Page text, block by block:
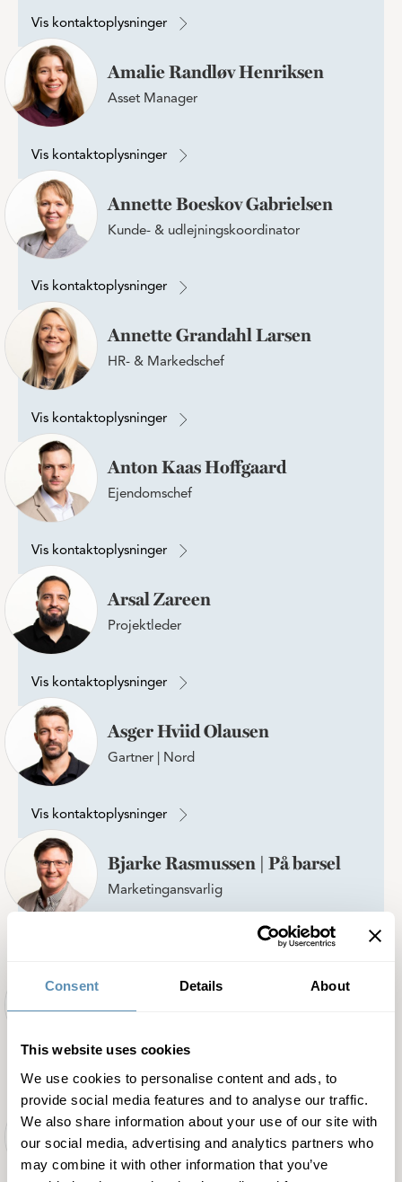
Consent Details About
This website uses cookies
We use cookies to personalise content and ads, to
provide social media features and to analyse our traffic.
We also share information about your use of our site with
our social media, advertising and analytics partners who
may combine it with other information that you’ve
Vis kontaktoplysninger
Amalie Randløv Henriksen
Asset Manager
Vis kontaktoplysninger
Annette Boeskov Gabrielsen
Kunde- & udlejningskoordinator
Vis kontaktoplysninger
Annette Grandahl Larsen
HR- & Markedschef
Vis kontaktoplysninger
Anton Kaas Hoffgaard
Ejendomschef
Vis kontaktoplysninger
Arsal Zareen
Projektleder
Vis kontaktoplysninger
Asger Hviid Olausen
Gartner | Nord
Vis kontaktoplysninger
Bjarke Rasmussen | På barsel
Marketingansvarlig
Bjarke Riisgaard
Vis kontaktoplysninger
Bjarne Harpøth Christensen
Porteføljechef